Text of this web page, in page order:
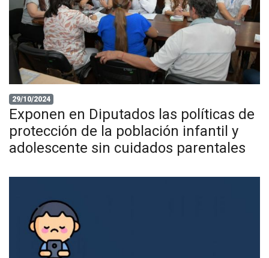
29/10/2024
Exponen en Diputados las políticas de
protección de la población infantil y
adolescente sin cuidados parentales